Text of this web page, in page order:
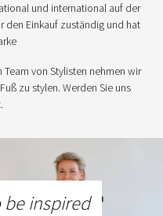
und international auf der
den Einkauf zuständig und hat
von Stylisten nehmen wir
zu stylen. Werden Sie uns
inspired